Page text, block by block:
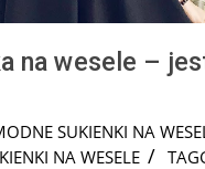
na wesele –
SUKIENKI NA
NA WESELE